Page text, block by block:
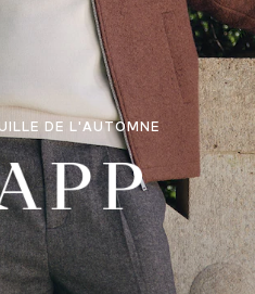
DE L'AUTOMNE